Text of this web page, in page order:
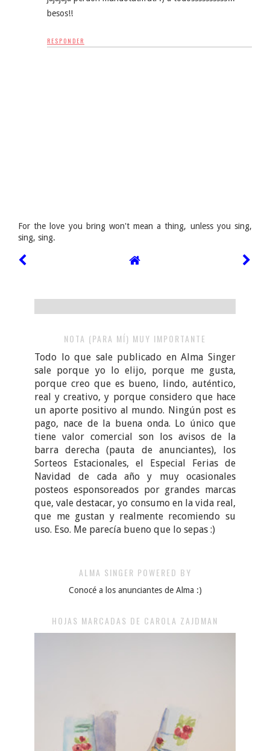
besos!!
RESPONDER
For the love you bring won't mean a thing, unless you sing,
sing, sing.
NOTA (PARA MÍ) MUY IMPORTANTE
Todo lo que sale publicado en Alma Singer
sale porque yo lo elijo, porque me gusta,
porque creo que es bueno, lindo, auténtico,
real y creativo, y porque considero que hace
un aporte positivo al mundo. Ningún post es
pago, nace de la buena onda. Lo único que
tiene valor comercial son los avisos de la
barra derecha (pauta de anunciantes), los
Sorteos Estacionales, el Especial Ferias de
Navidad de cada año y muy ocasionales
posteos esponsoreados por grandes marcas
que, vale destacar, yo consumo en la vida real,
que me gustan y realmente recomiendo su
uso. Eso. Me parecía bueno que lo sepas :)
ALMA SINGER POWERED BY
Conocé a los anunciantes de Alma :)
HOJAS MARCADAS DE CAROLA ZAJDMAN